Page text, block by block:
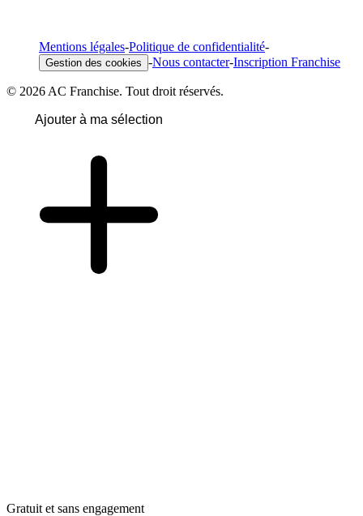
Mentions légales-Politique de confidentialité-
Gestion des cookies -Nous contacter-Inscription Franchise
© 2026 AC Franchise. Tout droit réservés.
Ajouter à ma sélection
Gratuit et sans engagement